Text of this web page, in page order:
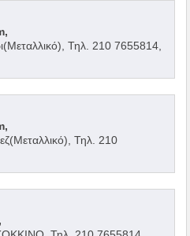
Τηλ. 210 7655814,
Τηλ. 210